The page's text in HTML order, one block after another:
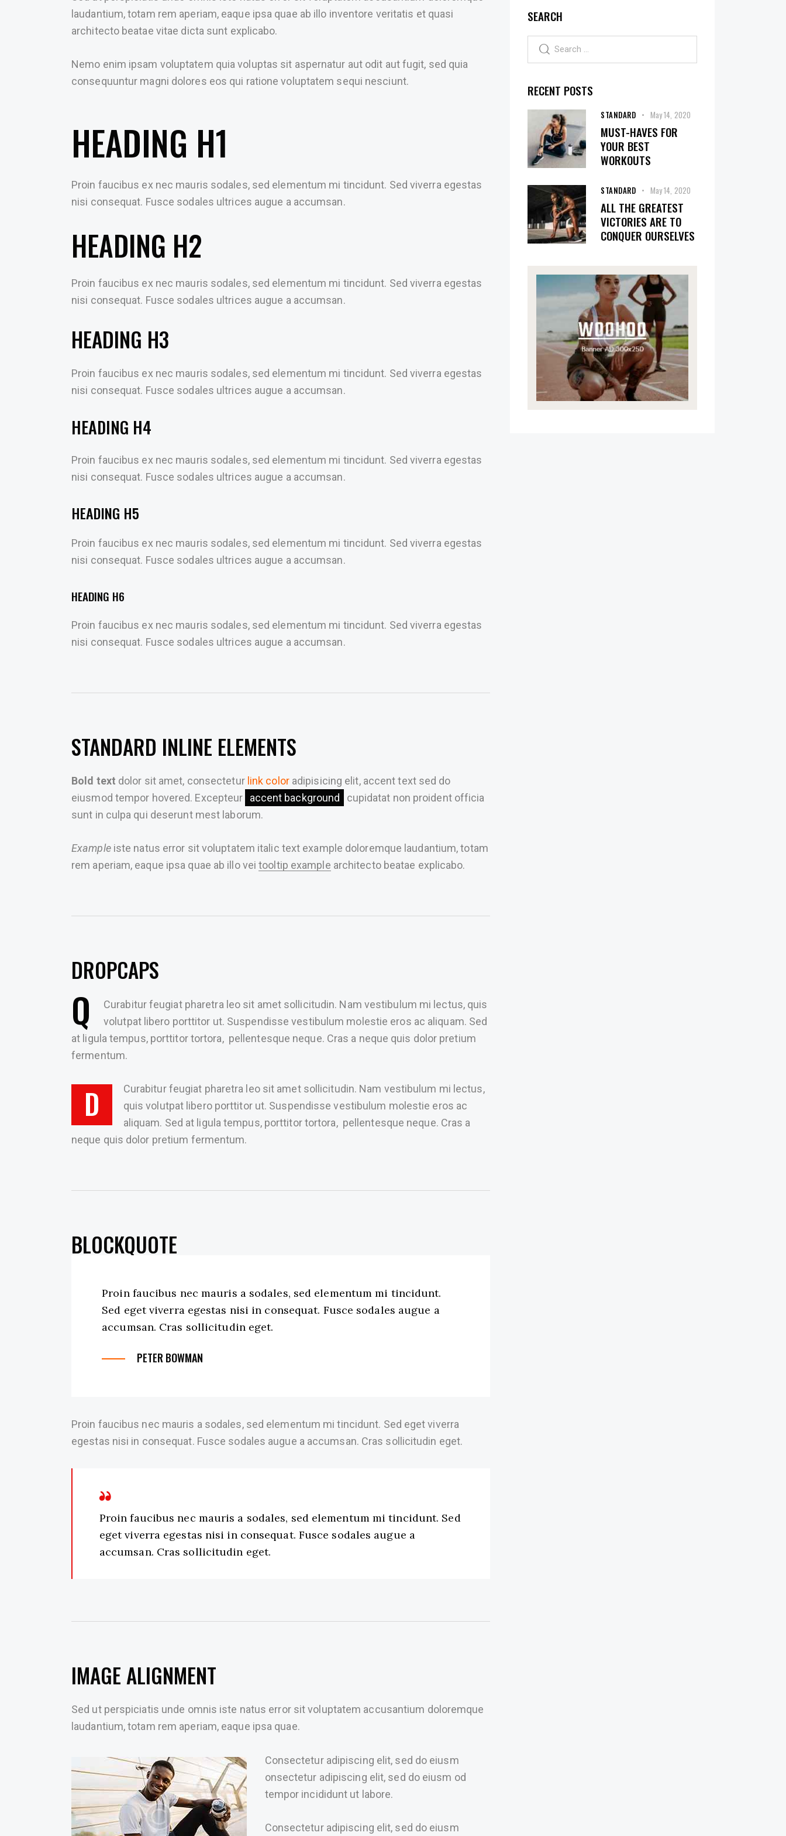
laudantium, totam rem aperiam, eaque ipsa quae ab illo inventore veritatis et quasi
architecto beatae vitae dicta sunt explicabo.
Nemo enim ipsam voluptatem quia voluptas sit aspernatur aut odit aut fugit, sed quia
consequuntur magni dolores eos qui ratione voluptatem sequi nesciunt.
HEADING H1
Proin faucibus ex nec mauris sodales, sed elementum mi tincidunt. Sed viverra egestas
nisi consequat. Fusce sodales ultrices augue a accumsan.
HEADING H2
Proin faucibus ex nec mauris sodales, sed elementum mi tincidunt. Sed viverra egestas
nisi consequat. Fusce sodales ultrices augue a accumsan.
HEADING H3
Proin faucibus ex nec mauris sodales, sed elementum mi tincidunt. Sed viverra egestas
nisi consequat. Fusce sodales ultrices augue a accumsan.
HEADING H4
Proin faucibus ex nec mauris sodales, sed elementum mi tincidunt. Sed viverra egestas
nisi consequat. Fusce sodales ultrices augue a accumsan.
HEADING H5
Proin faucibus ex nec mauris sodales, sed elementum mi tincidunt. Sed viverra egestas
nisi consequat. Fusce sodales ultrices augue a accumsan.
HEADING H6
Proin faucibus ex nec mauris sodales, sed elementum mi tincidunt. Sed viverra egestas
nisi consequat. Fusce sodales ultrices augue a accumsan.
STANDARD INLINE ELEMENTS
Bold text dolor sit amet, consectetur link coloradipisicing elit, accent text sed do
eiusmod tempor hovered. Excepteur
accent background
cupidatat non proident officia
sunt in culpa qui deserunt mest laborum.
Exampleiste natus error sit voluptatem italic text example doloremque laudantium, totam
rem aperiam, eaque ipsa quae ab illo veitooltip example architecto beatae explicabo.
DROPCAPS
Q
Curabitur feugiat pharetra leo sit amet sollicitudin. Nam vestibulum mi lectus, quis
volutpat libero porttitor ut. Suspendisse vestibulum molestie eros ac aliquam. Sed
at ligula tempus, porttitor tortora, pellentesque neque. Cras a neque quis dolor pretium
fermentum.
D
Curabitur feugiat pharetra leo sit amet sollicitudin. Nam vestibulum mi lectus,
quis volutpat libero porttitor ut. Suspendisse vestibulum molestie eros ac
aliquam. Sed at ligula tempus, porttitor tortora, pellentesque neque. Cras a
neque quis dolor pretium fermentum.
BLOCKQUOTE
Proin faucibus nec mauris a sodales, sed elementum mi tincidunt.
Sed eget viverra egestas nisi in consequat. Fusce sodales augue a
accumsan. Cras sollicitudin eget.
PETER BOWMAN
Proin faucibus nec mauris a sodales, sed elementum mi tincidunt. Sed eget viverra
egestas nisi in consequat. Fusce sodales augue a accumsan. Cras sollicitudin eget.
Proin faucibus nec mauris a sodales, sed elementum mi tincidunt. Sed
eget viverra egestas nisi in consequat. Fusce sodales augue a
accumsan. Cras sollicitudin eget.
IMAGE ALIGNMENT
Sed ut perspiciatis unde omnis iste natus error sit voluptatem accusantium doloremque
laudantium, totam rem aperiam, eaque ipsa quae.
Consectetur adipiscing elit, sed do eiusm
onsectetur adipiscing elit, sed do eiusm od
tempor incididunt ut labore.
Consectetur adipiscing elit, sed do eiusm
SEARCH
RECENT POSTS
STANDARD May 14, 2020
MUST-HAVES FOR
YOUR BEST
WORKOUTS
STANDARD May 14, 2020
ALL THE GREATEST
VICTORIES ARE TO
CONQUER OURSELVES